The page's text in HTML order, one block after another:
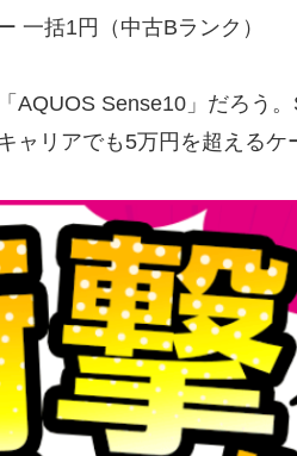
一括1円（中古Bランク）
AQUOS Sense10」だろう
ャリアでも5万円を超えるケ